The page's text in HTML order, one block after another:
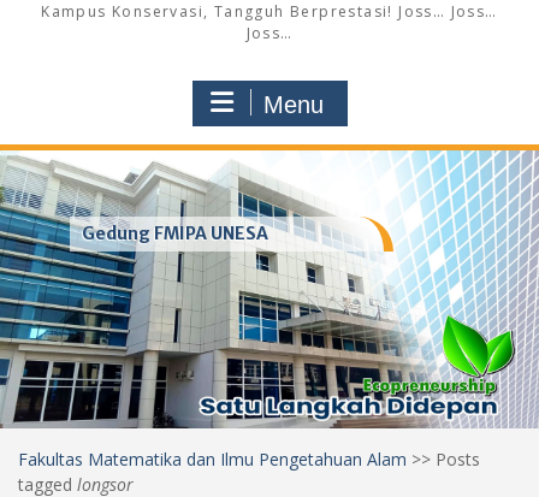
Kampus Konservasi, Tangguh Berprestasi! Joss… Joss…
Joss…
Menu
Gedung FMIPA UNESA
Fakultas Matematika dan Ilmu Pengetahuan Alam >> Posts
tagged longsor